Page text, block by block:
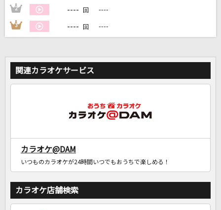
自宅でカラオケ歌い放題！
2 ---- 回 ----
3 ---- 回 ----
関連カラオケサービス
カラオケ@DAM
いつものカラオケが24時間いつでもおうちで楽しめる！
カラオケ店舗検索